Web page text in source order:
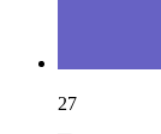
27